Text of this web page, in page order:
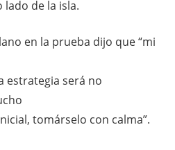
lado de la isla.
en la prueba dijo que “mi
estrategia será no
tomárselo con calma”.